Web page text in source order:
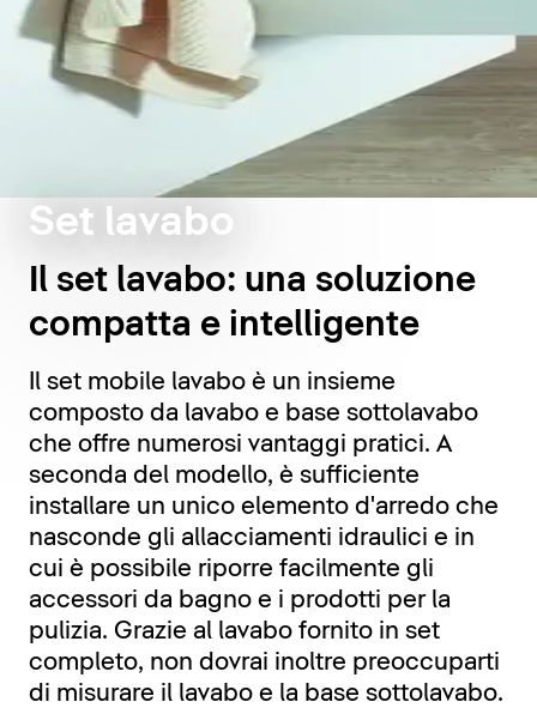
Set lavabo
Il set lavabo: una soluzione
compatta e intelligente
Il set mobile lavabo è un insieme
composto da lavabo e base sottolavabo
che offre numerosi vantaggi pratici. A
seconda del modello, è sufficiente
installare un unico elemento d'arredo che
nasconde gli allacciamenti idraulici e in
cui è possibile riporre facilmente gli
accessori da bagno e i prodotti per la
pulizia. Grazie al lavabo fornito in set
completo, non dovrai inoltre preoccuparti
di misurare il lavabo e la base sottolavabo.